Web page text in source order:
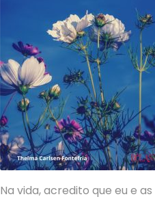
Na vida, acredito que eu e